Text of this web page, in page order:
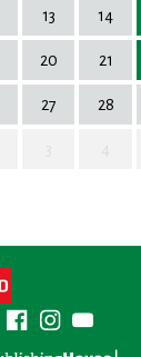
13 14
20 21
27 28